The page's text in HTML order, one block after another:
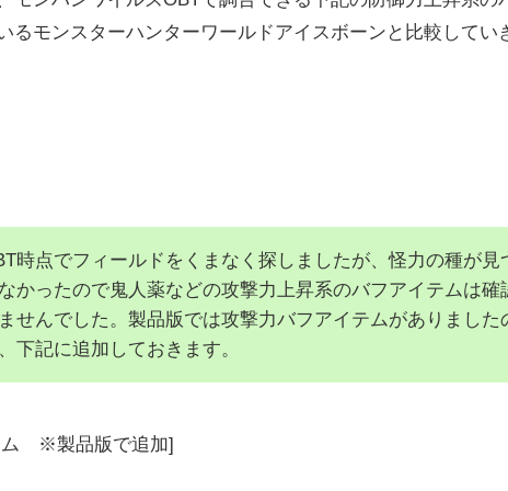
るモンスターハンターワールドアイスボーンと比較してい
時点でフィールドをくまなく探しましたが、怪力の種が見
かったので鬼人薬などの攻撃力上昇系のバフアイテムは確
せんでした。製品版では攻撃力バフアイテムがありました
下記に追加しておきます。
ム ※製品版で追加]